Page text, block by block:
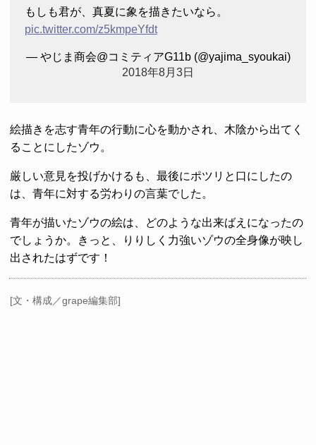
もしも君が、真夏に象を描きたいなら。
pic.twitter.com/z5kmpeYfdt
— やじま商会@コミティアG11b (@yajima_syoukai)
2018年8月3日
絵描きを志す青年の行動に心を動かされ、木陰から出てく
ることにしたゾウ。
厳しい意見を投げかけるも、最後にポツリと口にしたの
は、青年に対する労わりの言葉でした。
青年が描いたゾウの絵は、どのような出来ばえになったの
でしょうか。きっと、りりしく力強いゾウの全身像が映し
出されたはずです！
[文・構成／grape編集部]